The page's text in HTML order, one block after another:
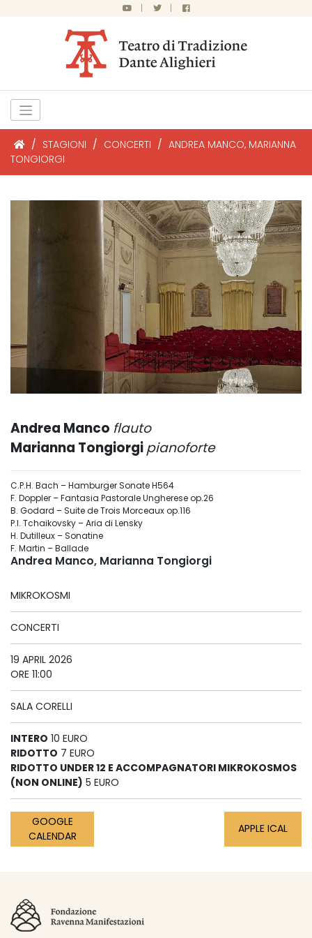
| |
/ STAGIONI / CONCERTI / ANDREA MANCO, MARIANNA
TONGIORGI
Andrea Manco flauto
Marianna Tongiorgipianoforte
C.P.H. Bach – Hamburger Sonate H564
F. Doppler – Fantasia Pastorale Ungherese op.26
B. Godard – Suite de Trois Morceaux op.116
P.I. Tchaikovsky – Aria di Lensky
H. Dutilleux – Sonatine
F. Martin – Ballade
Andrea Manco, Marianna Tongiorgi
MIKROKOSMI
CONCERTI
19 APRIL 2026
ORE 11:00
SALA CORELLI
INTERO 10 EURO
RIDOTTO 7 EURO
RIDOTTO UNDER 12 E ACCOMPAGNATORI MIKROKOSMOS
(NON ONLINE) 5 EURO
GOOGLE
CALENDAR
APPLE ICAL